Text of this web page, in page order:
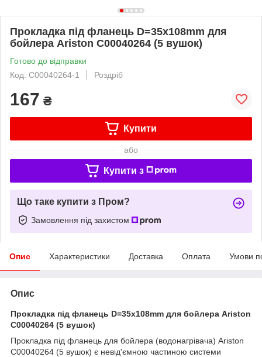
Прокладка під фланець D=35x108mm для
бойлера Ariston C00040264 (5 вушок)
Готово до відправки
Код: C00040264-1
Роздріб
167 ₴
Купити
або
Купити з
Що таке купити з Пром?
Замовлення під захистом
Опис Характеристики Доставка Оплата Умови
Опис
Прокладка під фланець D=35x108mm для бойлера Ariston
C00040264 (5 вушок)
Прокладка під фланець для бойлера (водонагрівача) Ariston
C00040264 (5 вушок) є невід'ємною частиною системи